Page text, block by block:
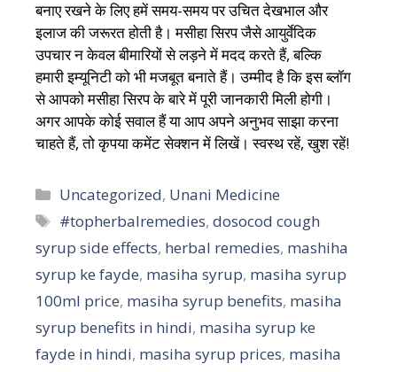
बनाए रखने के लिए हमें समय-समय पर उचित देखभाल और
इलाज की जरूरत होती है। मसीहा सिरप जैसे आयुर्वेदिक
उपचार न केवल बीमारियों से लड़ने में मदद करते हैं, बल्कि
हमारी इम्यूनिटी को भी मजबूत बनाते हैं। उम्मीद है कि इस ब्लॉग
से आपको मसीहा सिरप के बारे में पूरी जानकारी मिली होगी।
अगर आपके कोई सवाल हैं या आप अपने अनुभव साझा करना
चाहते हैं, तो कृपया कमेंट सेक्शन में लिखें। स्वस्थ रहें, खुश रहें!
Categories
Uncategorized, Unani Medicine
Tags
#topherbalremedies,dosocod cough
syrup side effects, herbal remedies, mashiha
syrup ke fayde, masiha syrup, masiha syrup
100ml price, masiha syrup benefits, masiha
syrup benefits in hindi, masiha syrup ke
fayde in hindi, masiha syrup prices, masiha